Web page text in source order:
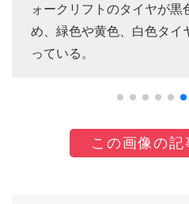
ォークリフトのタイヤが黒
め、緑色や黄色、白色タイ
っている。
この画像の